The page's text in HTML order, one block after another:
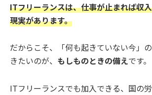
ITフリーランスは、仕事が止まれば収
現実があります。
だからこそ、「何も起きていない今」
きたいのが、 もしものときの備えです。
ITフリーランスでも加入できる、国の